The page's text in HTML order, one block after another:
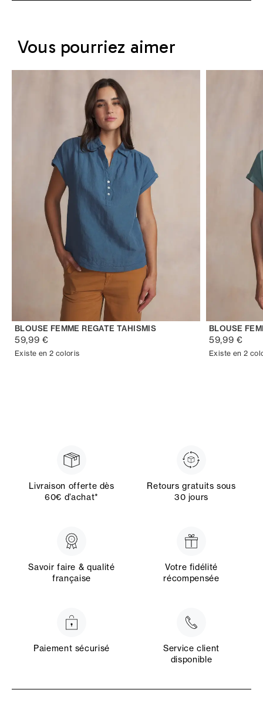
Vous pourriez aimer
BLOUSE FEMME REGATE TAHISMIS
59,99 €
Existe en 2 coloris
BLOUSE
59,99 €
Existe en 2
Livraison offerte dès
60€ d’achat*
Retours gratuits sous
30 jours
Savoir faire & qualité
française
Votre fidélité
récompensée
Paiement sécurisé
Service client
disponible